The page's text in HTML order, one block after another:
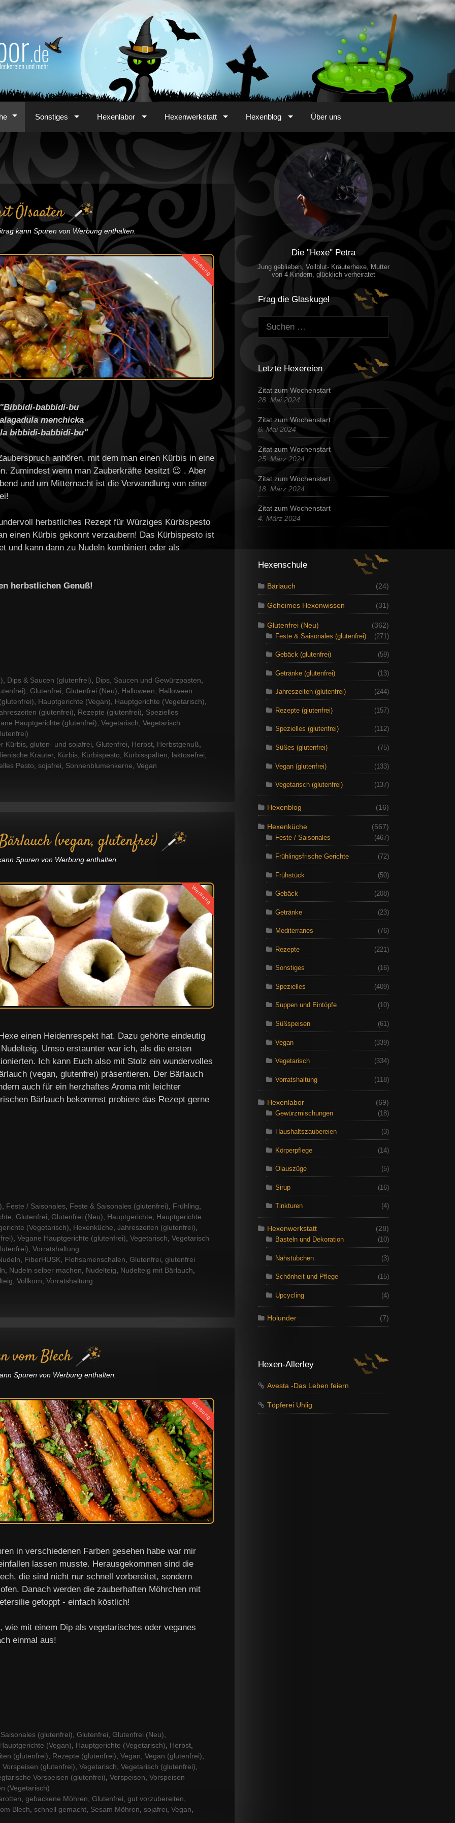
Sonstiges Hexenlabor Hexenwerkstatt Hexenblog Über uns
Ölsaaten
kann Spuren von Werbung enthalten.
Werbung
"Bibbidi-babbidi-bu
menchicka
bibbidi-babbidi-bu"
anhören, mit dem man einen Kürbis in eine
Zumindest wenn man Zauberkräfte besitzt 😉 . Aber
und um Mitternacht ist die Verwandlung von einer
herbstliches Rezept für Würziges Kürbispesto
einen Kürbis gekonnt verzaubern! Das Kürbispesto ist
und kann dann zu Nudeln kombiniert oder als
herbstlichen Genuß!
Dips & Saucen (glutenfrei) Dips, Saucen und Gewürzpasten
Glutenfrei Glutenfrei (Neu) Halloween
Halloween
Hauptgerichte (Vegan) Hauptgerichte (Vegetarisch)
(glutenfrei) Rezepte (glutenfrei)
Spezielles
Hauptgerichte (glutenfrei) Vegetarisch Vegetarisch
Kürbis gluten- und sojafrei Glutenfrei Herbst Herbstgenuß
Kräuter, Kürbis Kürbispesto Kürbisspalten laktosefrei
Pesto sojafrei Sonnenblumenkerne Vegan
(vegan, glutenfrei)
Spuren von Werbung enthalten.
Werbung
einen Heidenrespekt hat. Dazu gehörte eindeutig
Umso erstaunter war ich, als die ersten
Ich kann Euch also mit Stolz ein wundervolles
(vegan, glutenfrei) präsentieren. Der Bärlauch
auch für ein herzhaftes Aroma mit leichter
Bärlauch bekommst probiere das Rezept gerne
Feste / Saisonales Feste & Saisonales (glutenfrei) Frühling
Glutenfrei Glutenfrei (Neu) Hauptgerichte
Hauptgerichte
(Vegetarisch) Hexenküche Jahreszeiten (glutenfrei)
Vegane Hauptgerichte (glutenfrei) Vegetarisch Vegetarisch
Vorratshaltung
FiberHUSK Flohsamenschalen Glutenfrei glutenfrei
Nudeln selber machen Nudelteig Nudelteig mit Bärlauch
Vollkorn Vorratshaltung
vom Blech
Spuren von Werbung enthalten.
Werbung
in verschiedenen Farben gesehen habe war mir
lassen musste. Herausgekommen sind die
die sind nicht nur schnell vorbereitet, sondern
Danach werden die zauberhaften Möhrchen mit
getoppt - einfach köstlich!
wie mit einem Dip als vegetarisches oder veganes
einmal aus!
(glutenfrei) Glutenfrei Glutenfrei (Neu)
Hauptgerichte (Vegan) Hauptgerichte (Vegetarisch) Herbst
(glutenfrei) Rezepte (glutenfrei) Vegan Vegan (glutenfrei)
Vorspeisen (glutenfrei) Vegetarisch Vegetarisch (glutenfrei)
Vorspeisen (glutenfrei) Vorspeisen Vorspeisen
(Vegetarisch)
gebackene Möhren Glutenfrei gut vorzubereiten
Blech schnell gemacht Sesam Möhren sojafrei Vegan
Die "Hexe" Petra
Jung geblieben, Vollblut- Kräuterhexe, Mutter
von 4 Kindern, glücklich verheiratet
Frag die Glaskugel
Suchen:
Letzte Hexereien
Zitat zum Wochenstart
28. Mai 2024
Zitat zum Wochenstart
6. Mai 2024
Zitat zum Wochenstart
25. März 2024
Zitat zum Wochenstart
18. März 2024
Zitat zum Wochenstart
4. März 2024
Hexenschule
Bärlauch (24)
Geheimes Hexenwissen (31)
Glutenfrei (Neu)
(362)
Feste & Saisonales (glutenfrei)
(271)
Gebäck (glutenfrei) (59)
Getränke (glutenfrei) (13)
Jahreszeiten (glutenfrei) (244)
Rezepte (glutenfrei) (157)
Spezielles (glutenfrei) (112)
Süßes (glutenfrei) (75)
Vegan (glutenfrei) (133)
Vegetarisch (glutenfrei) (137)
Hexenblog (16)
Hexenküche
(567)
Feste / Saisonales
(467)
Frühlingsfrische Gerichte (72)
Frühstück (50)
Gebäck (208)
Getränke (23)
Mediterranes (76)
Rezepte (221)
Sonstiges (16)
Spezielles (409)
Suppen und Eintöpfe (10)
Süßspeisen (61)
Vegan (339)
Vegetarisch (334)
Vorratshaltung (118)
Hexenlabor
(69)
Gewürzmischungen
(18)
Haushaltszaubereien (3)
Körperpflege (14)
Ölauszüge (5)
Sirup (16)
Tinkturen (4)
Hexenwerkstatt
(28)
Basteln und Dekoration
(10)
Nähstübchen (3)
Schönheit und Pflege (15)
Upcycling (4)
Holunder (7)
Hexen-Allerley
Avesta -Das Leben feiern
Töpferei Uhlig